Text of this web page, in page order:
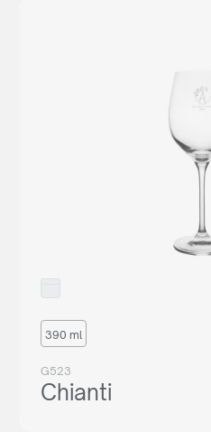
390 ml
G523
Chianti